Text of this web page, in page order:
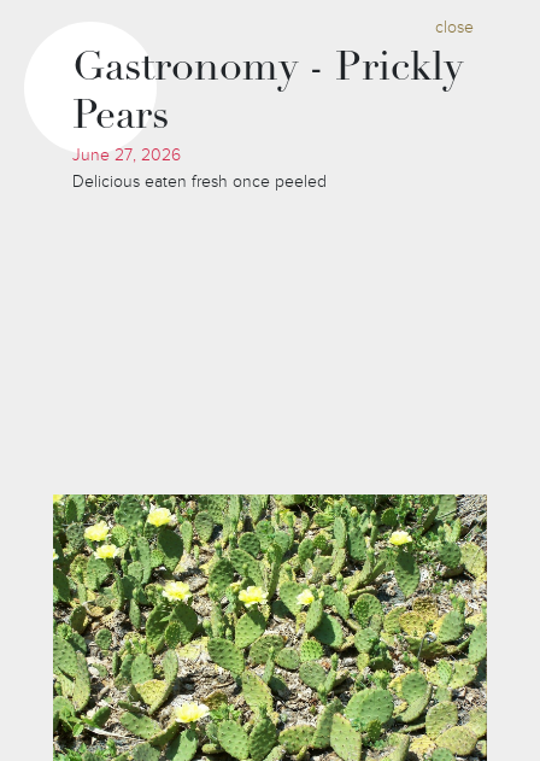
Gastronomy - Prickly
Pears
June 27, 2026
Delicious eaten fresh once peeled
close